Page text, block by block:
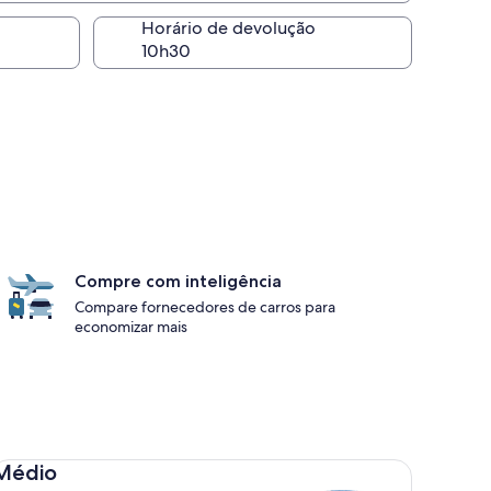
Horário de devolução
Compre com inteligência
Compare fornecedores de carros para
economizar mais
Toyota Corolla